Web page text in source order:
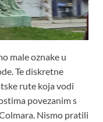
male oznake u
Te diskretne
rute koja vodi
povezanim s
Nismo pratili